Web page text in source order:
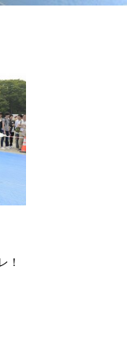
！